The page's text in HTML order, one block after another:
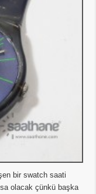
bir swatch saati
olacak çünkü başka